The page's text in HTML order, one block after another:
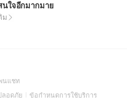
ใจอีกมากมาย
ม
นแชท(Open
in
ลอดภัย(Open
ข้อกำหนดการใช้บริการ(Open